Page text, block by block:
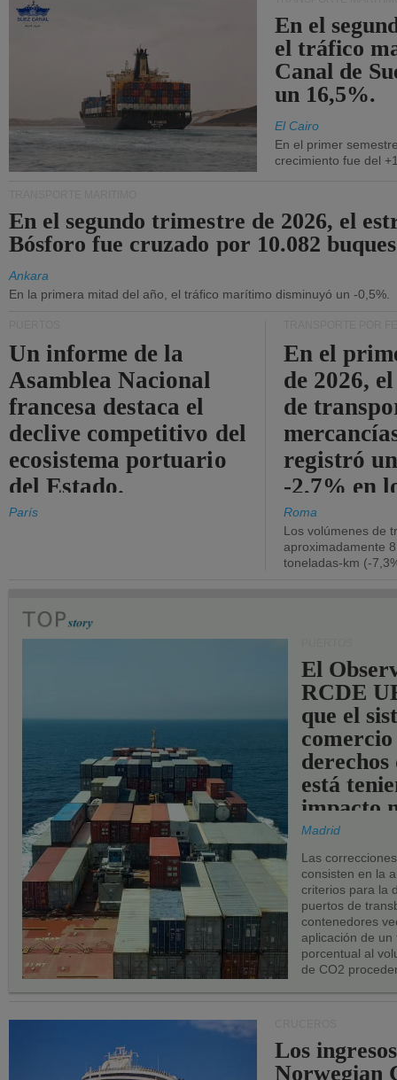
En el
el tráfico
Canal de
un 16,5%.
El Cairo
En el primer
crecimiento fue del
En el segundo trimestre de 2026, el
Bósforo fue cruzado por 10.082
Ankara
En la primera mitad del año, el tráfico marítimo disminuyó un -0,5%.
Un informe de la
Asamblea Nacional
francesa destaca el
declive competitivo del
ecosistema portuario
del Estado.
París
En el
de 2026,
de
registró
-2,7% en
Roma
Los volúmenes de
aproximadamente
toneladas-km (-
El
RCDE
que el
comercio
derechos
está
impacto
los
UE.
Madrid
Las
consisten en la
criterios para la
puertos de
contenedores
aplicación de
porcentual al
de CO2
Los
Norwegian